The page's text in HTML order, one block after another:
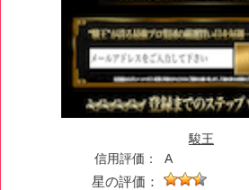
駿王
信用評価：
A
星の評価：